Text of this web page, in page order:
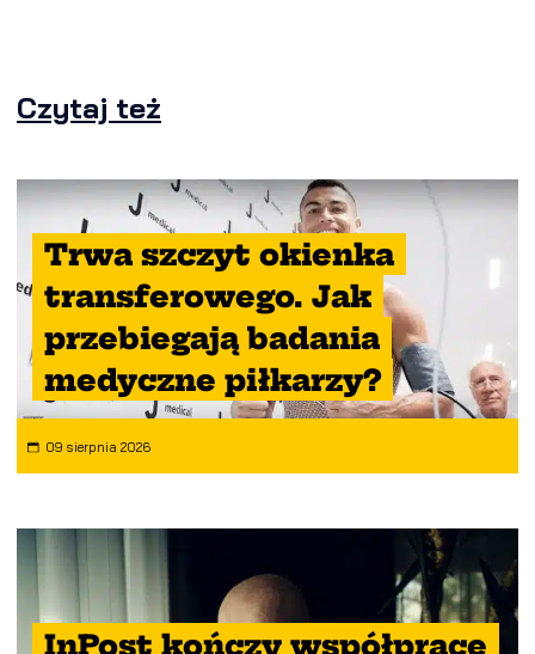
Czytaj też
Trwa szczyt okienka
transferowego. Jak
przebiegają badania
medyczne piłkarzy?
09 sierpnia 2026
InPost kończy współpracę